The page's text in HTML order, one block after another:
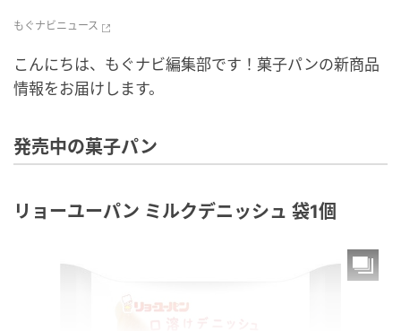
もぐナビニュース
こんにちは、もぐナビ編集部です！菓子パンの新商品
情報をお届けします。
発売中の菓子パン
リョーユーパン ミルクデニッシュ 袋1個